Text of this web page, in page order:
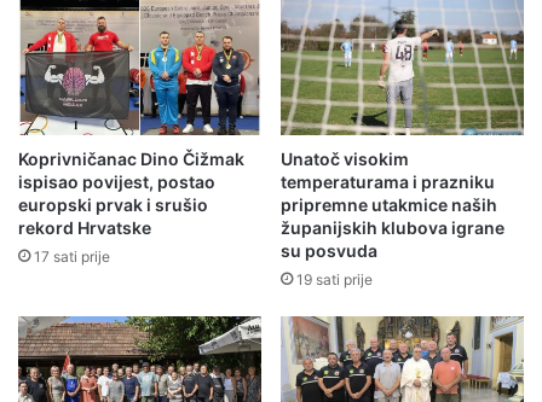
Koprivničanac Dino Čižmak
ispisao povijest, postao
europski prvak i srušio
rekord Hrvatske
17 sati prije
Unatoč visokim
temperaturama i prazniku
pripremne utakmice naših
županijskih klubova igrane
su posvuda
19 sati prije